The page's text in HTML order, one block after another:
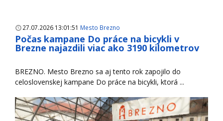
27.07.2026 13:01:51 Mesto Brezno
Počas kampane Do práce na bicykli v
Brezne najazdili viac ako 3190 kilometrov
BREZNO. Mesto Brezno sa aj tento rok zapojilo do
celoslovenskej kampane Do práce na bicykli, ktorá ...